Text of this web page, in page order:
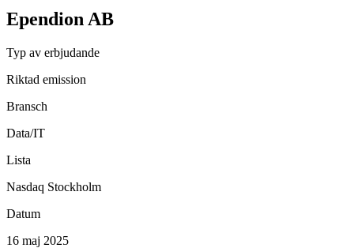
Ependion AB
Typ av erbjudande
Riktad emission
Bransch
Data/IT
Lista
Nasdaq Stockholm
Datum
16 maj 2025